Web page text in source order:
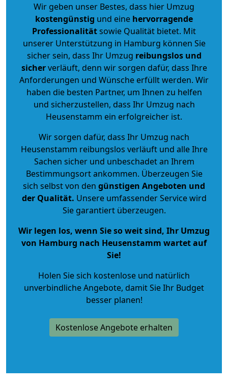
Wir geben unser Bestes, dass hier Umzug
kostengünstig und eine hervorragende
Professionalitätsowie Qualität bietet. Mit
unserer Unterstützung in Hamburg können Sie
sicher sein, dass Ihr Umzug reibungslos und
sicherverläuft, denn wir sorgen dafür, dass Ihre
Anforderungen und Wünsche erfüllt werden. Wir
haben die besten Partner, um Ihnen zu helfen
und sicherzustellen, dass Ihr Umzug nach
Heusenstamm ein erfolgreicher ist.
Wir sorgen dafür, dass Ihr Umzug nach
Heusenstamm reibungslos verläuft und alle Ihre
Sachen sicher und unbeschadet an Ihrem
Bestimmungsort ankommen. Überzeugen Sie
sich selbst von den günstigen Angeboten und
der Qualität. Unsere umfassender Service wird
Sie garantiert überzeugen.
Wir legen los, wenn Sie so weit sind, Ihr Umzug
von Hamburg nach Heusenstamm wartet auf
Sie!
Holen Sie sich kostenlose und natürlich
unverbindliche Angebote, damit Sie Ihr Budget
besser planen!
Kostenlose Angebote erhalten